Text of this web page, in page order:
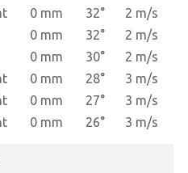
0 mm 32°
2 m/s
0 mm 32°
2 m/s
0 mm 30°
2 m/s
0 mm 28°
3 m/s
0 mm 27°
3 m/s
0 mm 26° 3 m/s